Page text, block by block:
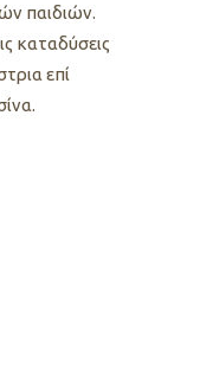
παιδιών.
καταδύσεις
επί